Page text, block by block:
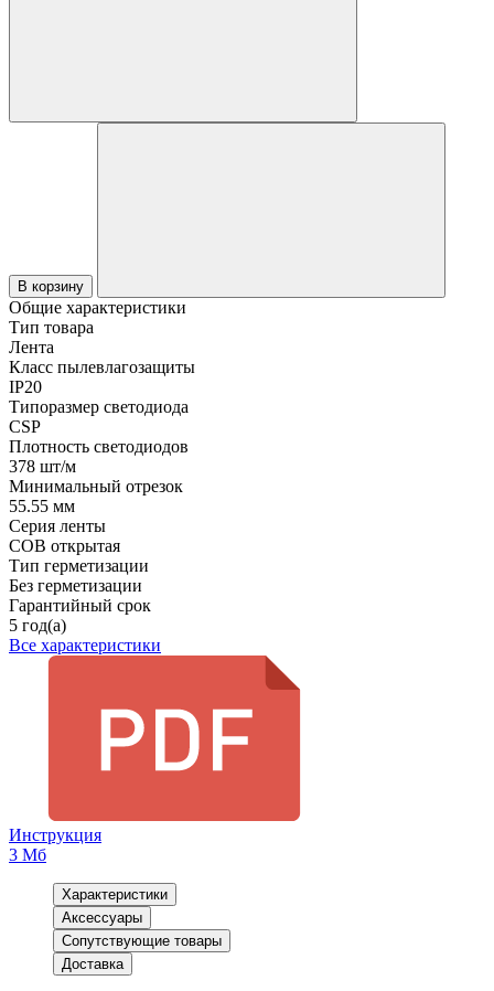
В корзину
Общие характеристики
Тип товара
Лента
Класс пылевлагозащиты
IP20
Типоразмер светодиода
CSP
Плотность светодиодов
378 шт/м
Минимальный отрезок
55.55 мм
Серия ленты
COB открытая
Тип герметизации
Без герметизации
Гарантийный срок
5 год(а)
Все характеристики
Инструкция
3 Мб
Характеристики
Аксессуары
Сопутствующие товары
Доставка